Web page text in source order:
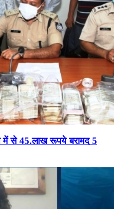
से 45.लाख रूपये बरामद 5